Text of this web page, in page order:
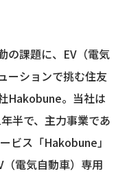
の課題に、EV（電気
ーションで挑む住友
Hakobune。当社は
半で、主力事業であ
ビス「Hakobune」
電気自動車）専用